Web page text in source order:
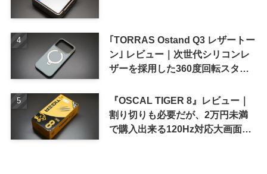
｢TORRAS Ostand Q3 レザートー
ン｣ レビュー｜次世代シリコンレ
ザーを採用した360度回転スタン
『OSCAL TIGER 8』レビュー｜
割り切りも必要だが、2万円未満
で購入出来る120Hz対応大画面ス